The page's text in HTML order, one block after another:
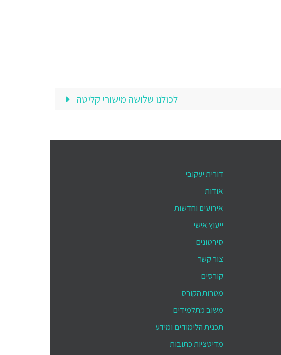
לכולנו שלושה מישורי קליטה
דורית יעקובי
אודות
אירועים וחדשות
ייעוץ אישי
סירטונים
צור קשר
קורסים
מטרות הקורס
משוב מתלמידים
תכנית הלימודים ומידע
מדיטציות כתובות